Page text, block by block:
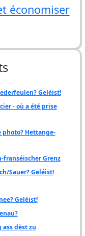
économiser
Geléist!
- où a été prise
photo? Hettange-
franséischer Grenz
Sauer? Geléist!
Geléist!
ass dëst zu